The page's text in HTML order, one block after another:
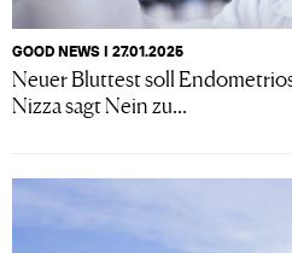
GOOD NEWS I 27.01.2025
Neuer Bluttest soll
Nizza sagt Nein zu...